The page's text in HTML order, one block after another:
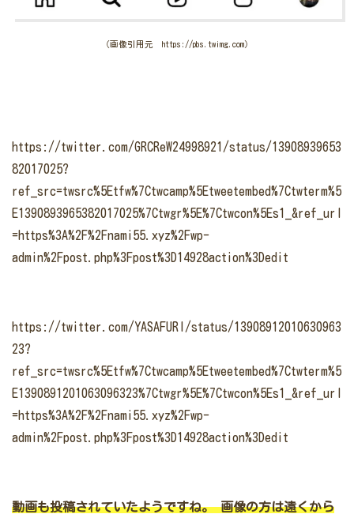
（画像引用元 https://pbs.twimg.com）
https://twitter.com/GRCReW24998921/status/13908939653
82017025?
ref_src=twsrc%5Etfw%7Ctwcamp%5Etweetembed%7Ctwterm%5
E1390893965382017025%7Ctwgr%5E%7Ctwcon%5Es1_&ref_url
=https%3A%2F%2Fnami55.xyz%2Fwp-
admin%2Fpost.php%3Fpost%3D14928action%3Dedit
https://twitter.com/YASAFURI/status/13908912010630963
23?
ref_src=twsrc%5Etfw%7Ctwcamp%5Etweetembed%7Ctwterm%5
E1390891201063096323%7Ctwgr%5E%7Ctwcon%5Es1_&ref_url
=https%3A%2F%2Fnami55.xyz%2Fwp-
admin%2Fpost.php%3Fpost%3D14928action%3Dedit
動画も投稿されていたようですね。画像の方は遠くから